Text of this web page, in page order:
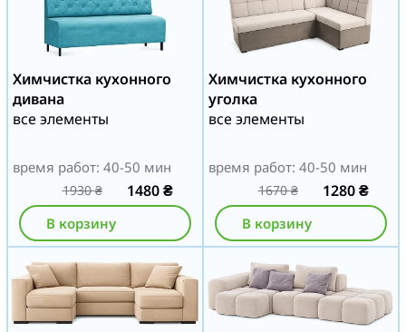
Химчистка кухонного
дивана
все элементы
время работ: 40-50 мин
1930₴ 1480₴
В корзину
Химчистка кухонного
уголка
все элементы
время работ: 40-50 мин
1670₴ 1280₴
В корзину